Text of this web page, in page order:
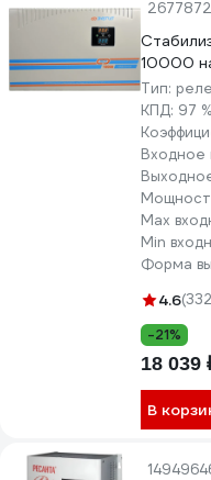
10000
Тип:
КПД: 97 %
Входное
Max
Min
Форма
4.6
-21%
18 039
В